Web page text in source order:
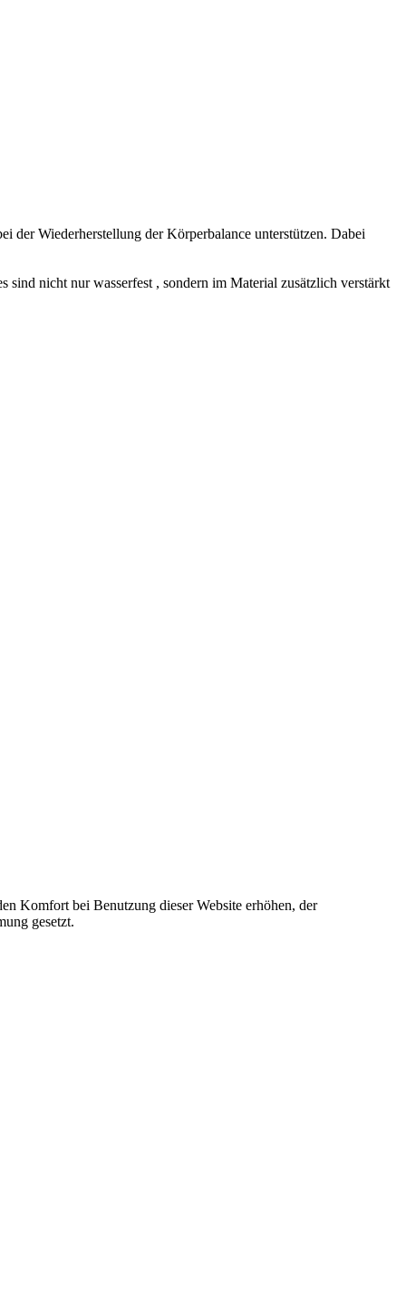
der Wiederherstellung der Körperbalance unterstützen. Dabei
sind nicht nur wasserfest , sondern im Material zusätzlich verstärkt
Komfort bei Benutzung dieser Website erhöhen, der
gesetzt.